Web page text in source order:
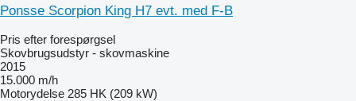
Ponsse Scorpion King H7 evt. med F-B
Pris efter forespørgsel
Skovbrugsudstyr - skovmaskine
2015
15.000 m/h
Motorydelse 285 HK (209 kW)